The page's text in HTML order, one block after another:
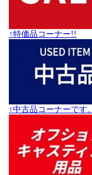
↑特価品コーナー!!
↑中古品コーナーです。